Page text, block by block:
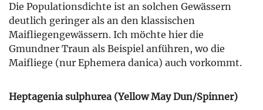
Die Populationsdichte ist an solchen Gewässern
deutlich geringer als an den klassischen
Maifliegengewässern. Ich möchte hier die
Gmundner Traun als Beispiel anführen, wo die
Maifliege (nur Ephemera danica) auch vorkommt.
Heptagenia sulphurea (Yellow May Dun/Spinner)